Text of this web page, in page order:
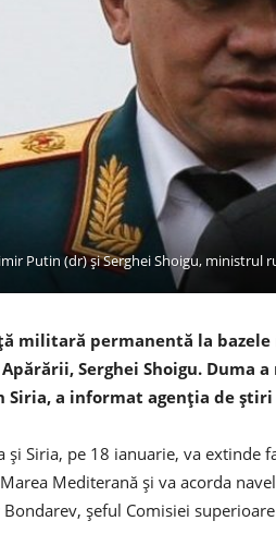
Putin (dr) și Serghei Shoigu, ministrul
militară permanentă la
Serghei Shoigu. Duma
a informat agenția de știri
și Siria, pe 18 ianuarie, va extinde
Mediterană și va acorda
șeful Comisiei